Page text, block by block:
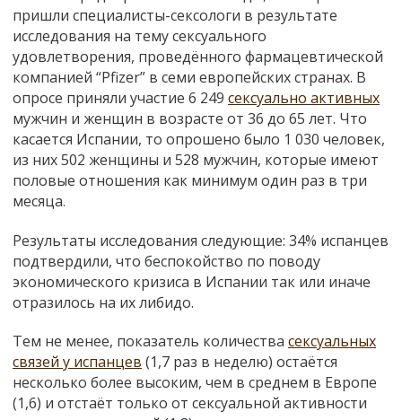
пришли специалисты-сексологи в результате
исследования на тему сексуального
удовлетворения, проведённого фармацевтической
компанией “Pfizer” в семи европейских странах. В
опросе приняли участие 6 249 сексуально активных
мужчин и женщин в возрасте от 36 до 65 лет. Что
касается Испании, то опрошено было 1 030 человек,
из них 502 женщины и 528 мужчин, которые имеют
половые отношения как минимум один раз в три
месяца.
Результаты исследования следующие: 34% испанцев
подтвердили, что беспокойство по поводу
экономического кризиса в Испании так или иначе
отразилось на их либидо.
Тем не менее, показатель количества сексуальных
связей у испанцев (1,7 раз в неделю) остаётся
несколько более высоким, чем в среднем в Европе
(1,6) и отстаёт только от сексуальной активности